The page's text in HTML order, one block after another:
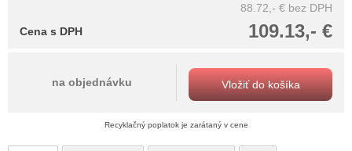
88.72,- € bez DPH
109.13,- €
Cena s DPH
na objednávku Vložiť do košíka
Recyklačný poplatok je zarátaný v cene